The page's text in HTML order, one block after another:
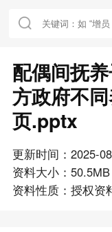
配偶间抚
方政府不
页.pptx
更新时间：2025-
资料大小：50.5MB
资料性质：授权资